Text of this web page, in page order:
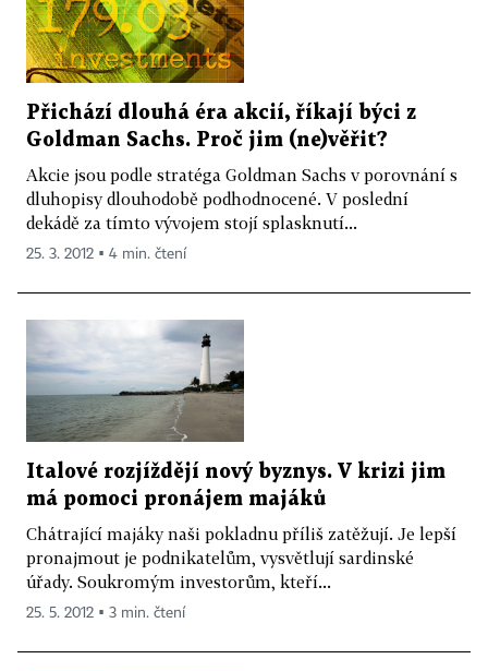
Přichází dlouhá éra akcií, říkají býci z
Goldman Sachs. Proč jim (ne)věřit?
Akcie jsou podle stratéga Goldman Sachs v porovnání s
dluhopisy dlouhodobě podhodnocené. V poslední
dekádě za tímto vývojem stojí splasknutí...
25. 3. 2012 ▪ 4 min. čtení
Italové rozjíždějí nový byznys. V krizi jim
má pomoci pronájem majáků
Chátrající majáky naši pokladnu příliš zatěžují. Je lepší
pronajmout je podnikatelům, vysvětlují sardinské
úřady. Soukromým investorům, kteří...
25. 5. 2012 ▪ 3 min. čtení